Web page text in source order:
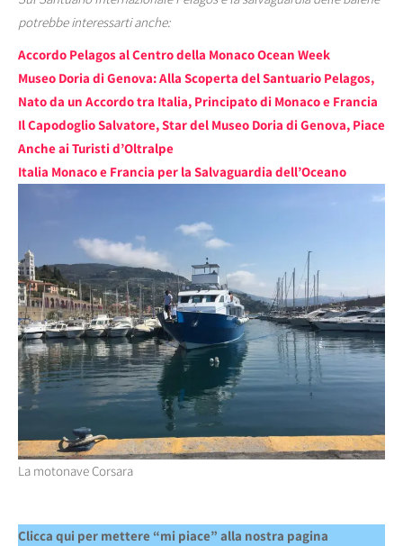
potrebbe interessarti anche:
Accordo Pelagos al Centro della Monaco Ocean Week
Museo Doria di Genova: Alla Scoperta del Santuario Pelagos,
Nato da un Accordo tra Italia, Principato di Monaco e Francia
Il Capodoglio Salvatore, Star del Museo Doria di Genova, Piace
Anche ai Turisti d’Oltralpe
Italia Monaco e Francia per la Salvaguardia dell’Oceano
La motonave Corsara
Clicca qui per mettere “mi piace” alla nostra pagina